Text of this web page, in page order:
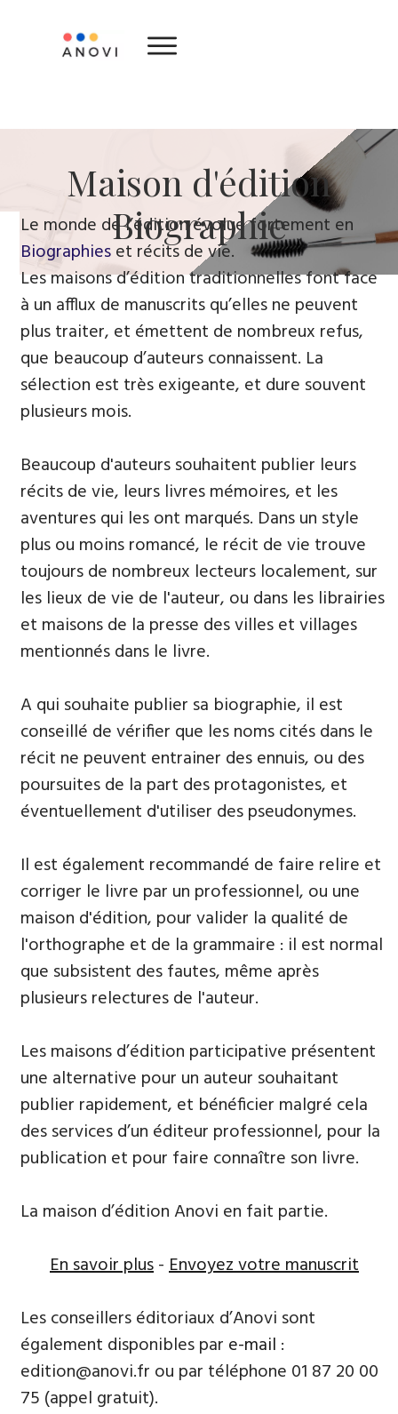
Maison d'édition
Biographie
Le monde de l’édition évolue fortement en
Biographieset récits de vie.
Les maisons d’édition traditionnelles font face
à un afflux de manuscrits qu’elles ne peuvent
plus traiter, et émettent de nombreux refus,
que beaucoup d’auteurs connaissent. La
sélection est très exigeante, et dure souvent
plusieurs mois.
Beaucoup d'auteurs souhaitent publier leurs
récits de vie, leurs livres mémoires, et les
aventures qui les ont marqués. Dans un style
plus ou moins romancé, le récit de vie trouve
toujours de nombreux lecteurs localement, sur
les lieux de vie de l'auteur, ou dans les librairies
et maisons de la presse des villes et villages
mentionnés dans le livre.
A qui souhaite publier sa biographie, il est
conseillé de vérifier que les noms cités dans le
récit ne peuvent entrainer des ennuis, ou des
poursuites de la part des protagonistes, et
éventuellement d'utiliser des pseudonymes.
Il est également recommandé de faire relire et
corriger le livre par un professionnel, ou une
maison d'édition, pour valider la qualité de
l'orthographe et de la grammaire : il est normal
que subsistent des fautes, même après
plusieurs relectures de l'auteur.
Les maisons d’édition participative présentent
une alternative pour un auteur souhaitant
publier rapidement, et bénéficier malgré cela
des services d’un éditeur professionnel, pour la
publication et pour faire connaître son livre.
La maison d’édition Anovi en fait partie.
En savoir plus-Envoyez votre manuscrit
Les conseillers éditoriaux d’Anovi sont
également disponibles par e-mail :
edition@anovi.fr ou par téléphone 01 87 20 00
75 (appel gratuit).